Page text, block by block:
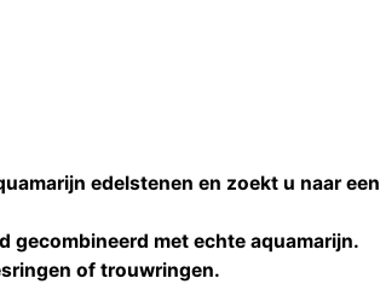
edelstenen en zoekt u naar een
gecombineerd met echte aquamarijn.
of trouwringen.